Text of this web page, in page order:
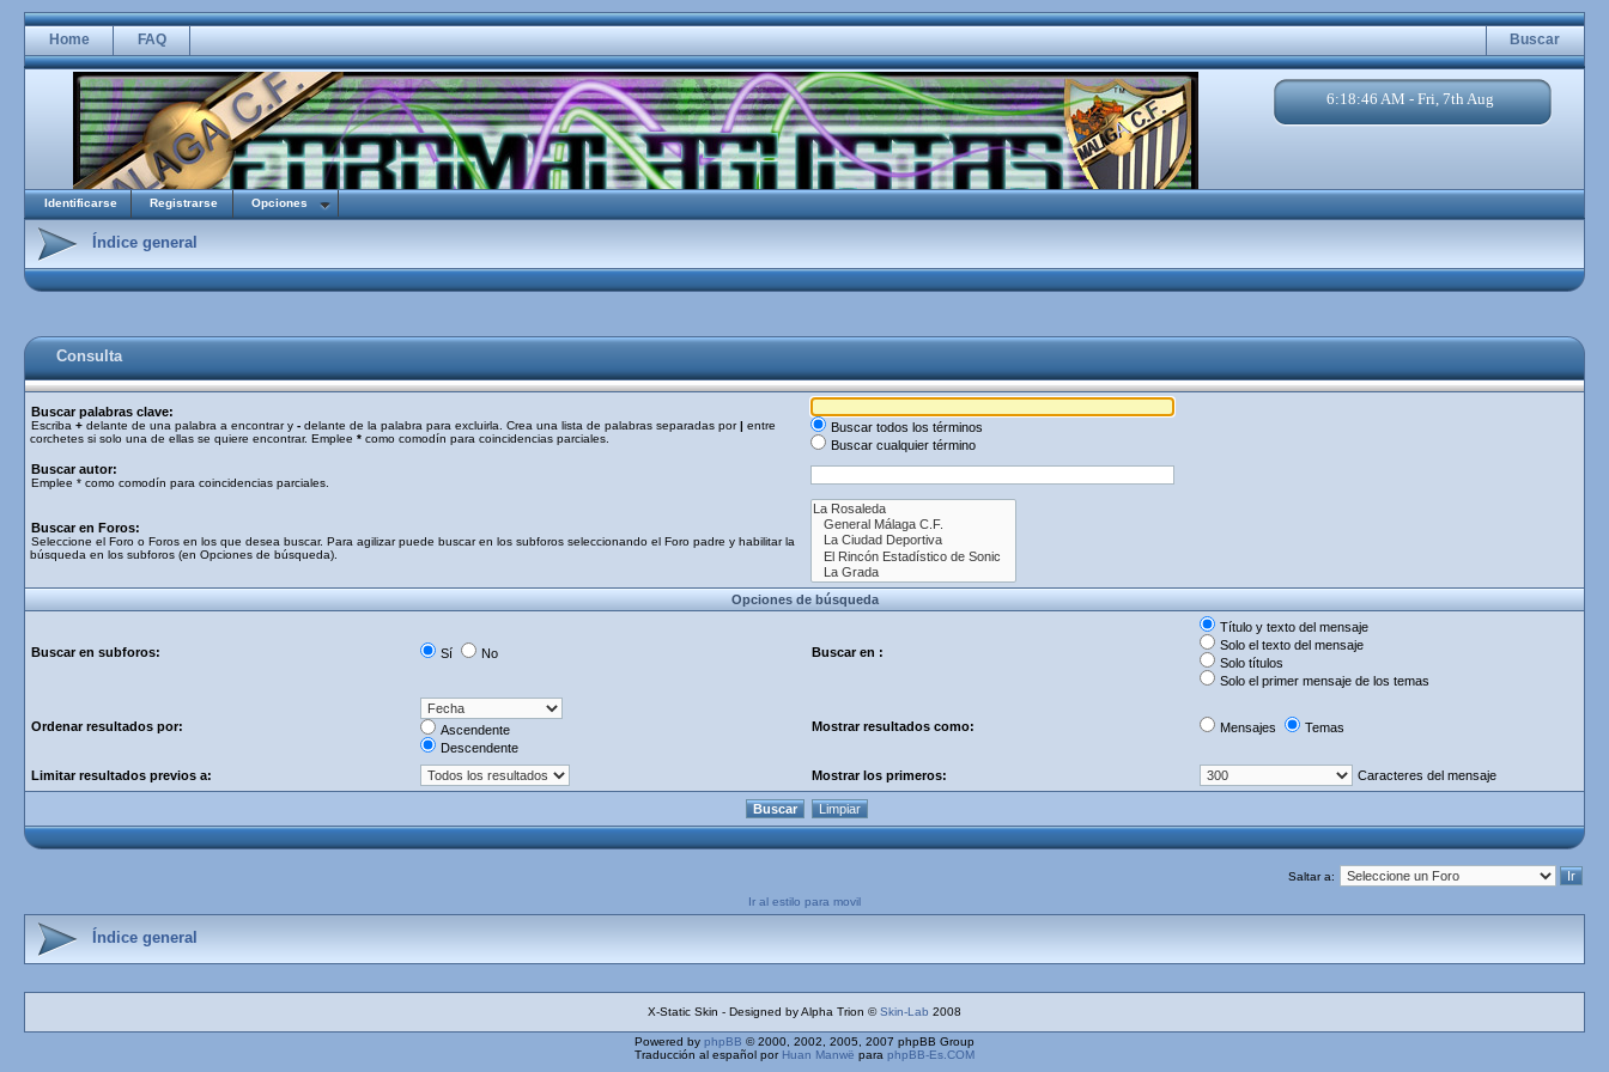
Home FAQ Buscar
6:18:46 AM - Fri, 7th Aug
Identificarse Registrarse Opciones
Índice general
Consulta
Buscar palabras clave:
Escriba + delante de una palabra a encontrar y - delante de la palabra para excluirla. Crea una lista de palabras separadas por| entre
corchetes si solo una de ellas se quiere encontrar. Emplee * como comodín para coincidencias parciales.
Buscar todos los términos
Buscar cualquier término
Buscar autor:
Emplee * como comodín para coincidencias parciales.
Buscar en Foros:
Seleccione el Foro o Foros en los que desea buscar. Para agilizar puede buscar en los subforos seleccionando el Foro padre y habilitar la
búsqueda en los subforos (en Opciones de búsqueda).
Opciones de búsqueda
Buscar en subforos: Sí No Buscar en :
Título y texto del mensaje
Solo el texto del mensaje
Solo títulos
Solo el primer mensaje de los temas
Ordenar resultados por:
Ascendente
Descendente
Mostrar resultados como: Mensajes Temas
Limitar resultados previos a: Mostrar los primeros: Caracteres del mensaje
Saltar a:
Ir al estilo para movil
Índice general
X-Static Skin - Designed by Alpha Trion ©Skin-Lab 2008
Powered by phpBB © 2000, 2002, 2005, 2007 phpBB Group
Traducción al español por Huan Manwë para phpBB-Es.COM